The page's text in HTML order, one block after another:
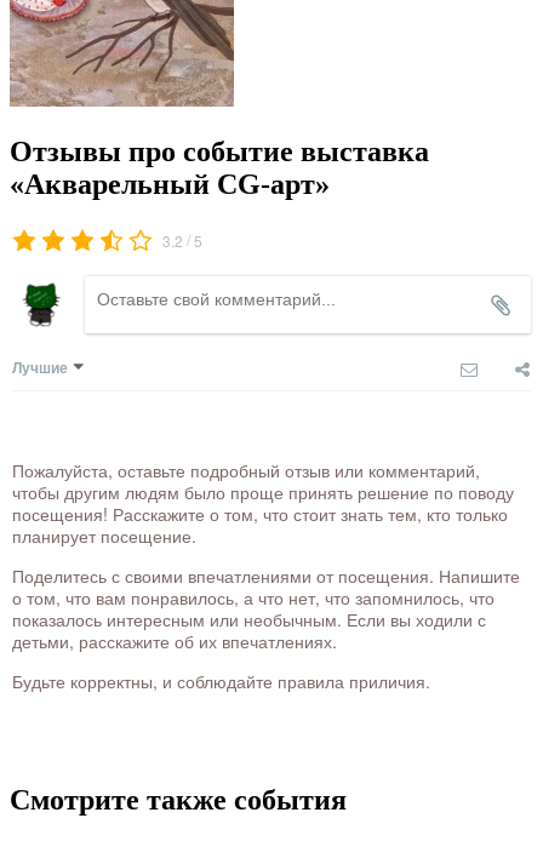
Отзывы про событие выставка
«Акварельный CG-арт»
3.2 / 5
Лучшие
Пожалуйста, оставьте подробный отзыв или комментарий,
чтобы другим людям было проще принять решение по поводу
посещения! Расскажите о том, что стоит знать тем, кто только
планирует посещение.
Поделитесь с своими впечатлениями от посещения. Напишите
о том, что вам понравилось, а что нет, что запомнилось, что
показалось интересным или необычным. Если вы ходили с
детьми, расскажите об их впечатлениях.
Будьте корректны, и соблюдайте правила приличия.
Смотрите также события